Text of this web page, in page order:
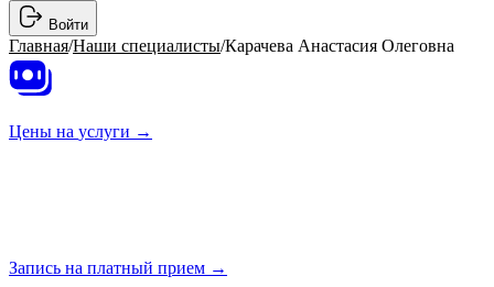
Войти
Главная/Наши специалисты/Карачева Анастасия Олеговна
Цены на услуги →
Запись на платный прием →